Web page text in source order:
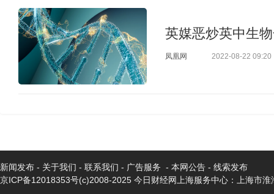
英媒恶炒英中生物
凤凰网 2022-08-22 09:20
新闻发布 - 关于我们 - 联系我们 - 广告服务 - 本网公告 - 线索发布
京ICP备12018353号(c)2008-2025 今日财经网上海服务中心：上海市